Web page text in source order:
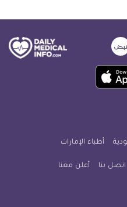
ديلي
ميديكال
انفو
أطباء الإمارات
اتصل بنا أعلن معنا